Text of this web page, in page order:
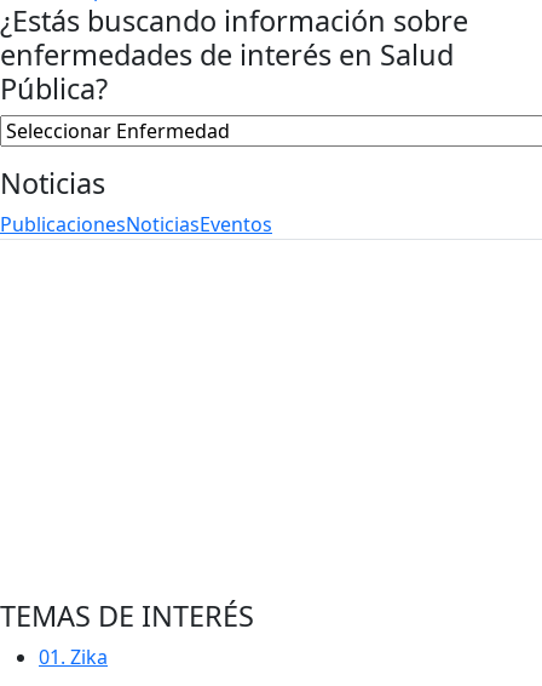
¿Estás buscando información sobre
enfermedades de interés en Salud
Pública?
Noticias
PublicacionesNoticiasEventos
TEMAS DE INTERÉS
01. Zika